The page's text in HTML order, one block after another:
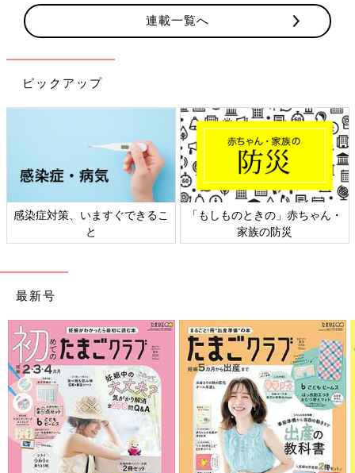
連載一覧へ
ピックアップ
感染症対策、いますぐできるこ
と
「もしものときの」赤ちゃん・
家族の防災
最新号